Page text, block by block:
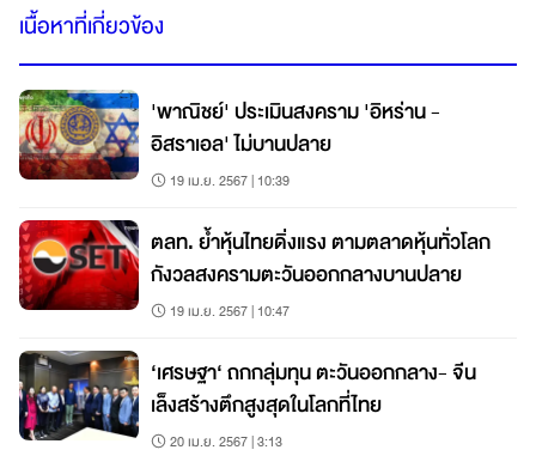
เนื้อหาที่เกี่ยวข้อง
'พาณิชย์' ประเมินสงคราม 'อิหร่าน -
อิสราเอล' ไม่บานปลาย
19 เม.ย. 2567 | 10:39
ตลท. ย้ำหุ้นไทยดิ่งแรง ตามตลาดหุ้นทั่วโลก
กังวลสงครามตะวันออกกลางบานปลาย
19 เม.ย. 2567 | 10:47
‘เศรษฐา‘ ถกกลุ่มทุน ตะวันออกกลาง- จีน
เล็งสร้างตึกสูงสุดในโลกที่ไทย
20 เม.ย. 2567 | 3:13